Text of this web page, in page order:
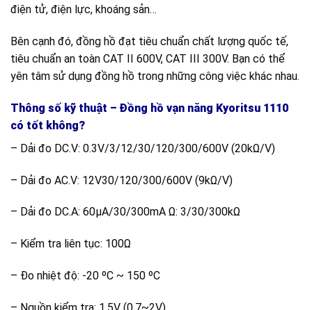
điện tử, điện lực, khoáng sản…
Bên cạnh đó, đồng hồ đạt tiêu chuẩn chất lượng quốc tế,
tiêu chuẩn an toàn CAT II 600V, CAT III 300V. Bạn có thể
yên tâm sử dụng đồng hồ trong những công việc khác nhau.
Thông số kỹ thuật – Đồng hồ vạn năng Kyoritsu 1110
có tốt không?
– Dải đo DC.V: 0.3V/3/12/30/120/300/600V (20kΩ/V)
– Dải đo AC.V: 12V30/120/300/600V (9kΩ/V)
– Dải đo DC.A: 60µA/30/300mA Ω: 3/30/300kΩ
– Kiểm tra liên tục: 100Ω
– Đo nhiệt độ: -20 ºC ~ 150 ºC